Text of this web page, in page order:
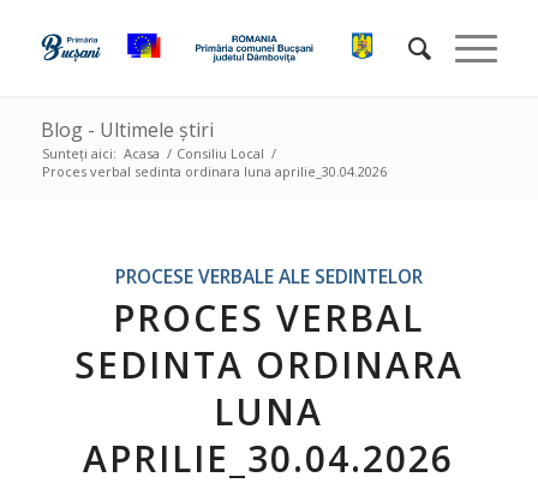
Blog - Ultimele știri
Sunteți aici: Acasa / Consiliu Local /
Proces verbal sedinta ordinara luna aprilie_30.04.2026
PROCESE VERBALE ALE SEDINTELOR
PROCES VERBAL
SEDINTA ORDINARA
LUNA
APRILIE_30.04.2026